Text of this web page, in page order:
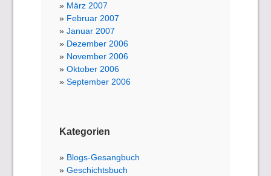
März 2007
Februar 2007
Januar 2007
Dezember 2006
November 2006
Oktober 2006
September 2006
Kategorien
Blogs-Gesangbuch
Geschichtsbuch